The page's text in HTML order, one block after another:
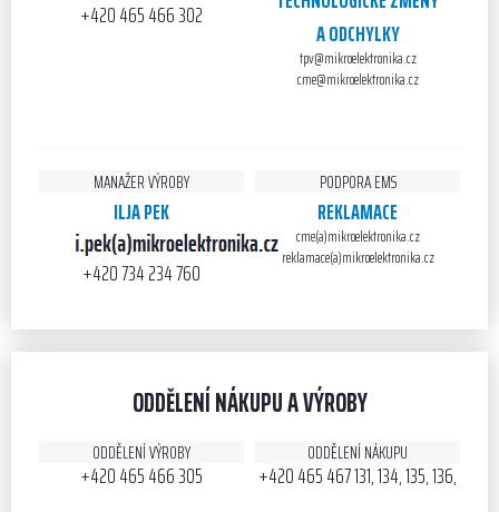
+420 465 466 302
A ODCHYLKY
tpv@mikroelektronika.cz
cme@mikroelektronika.cz
MANAŽER VÝROBY
ILJA PEK
+420 734 234 760
PODPORA EMS
REKLAMACE
cme(a)mikroelektronika.cz
reklamace(a)mikroelektronika.cz
ODDĚLENÍ NÁKUPU A VÝROBY
ODDĚLENÍ VÝROBY
+420 465 466 305
ODDĚLENÍ NÁKUPU
+420 465 467 131, 134, 135, 136,